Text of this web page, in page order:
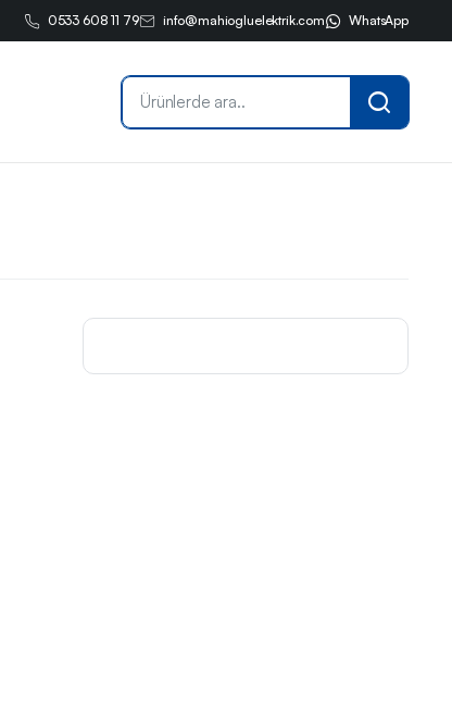
0533 608 11 79 info@mahiogluelektrik.com WhatsApp